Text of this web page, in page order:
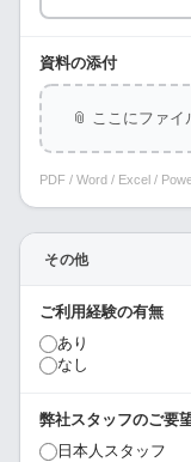
資料の添付
📎 ここにファ
PDF / Word / Excel /
その他
ご利用経験の有無
あり
なし
弊社スタッフのご要
日本人スタッフ